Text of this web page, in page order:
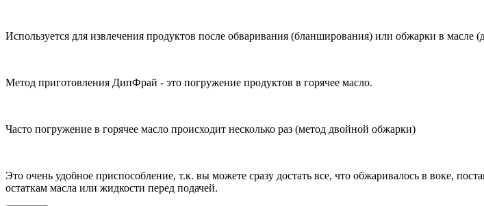
Используется для извлечения продуктов после обваривания (бланширования) или обжарки в масле
Метод приготовления ДипФрай - это погружение продуктов в горячее масло.
Часто погружение в горячее масло происходит несколько раз (метод двойной обжарки)
Это очень удобное приспособление, т.к. вы можете сразу достать все, что обжаривалось в воке,
остаткам масла или жидкости перед подачей.